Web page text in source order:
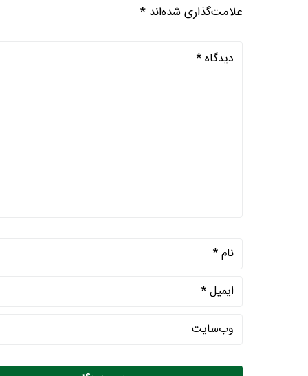
علامت‌گذاری شده‌اند *